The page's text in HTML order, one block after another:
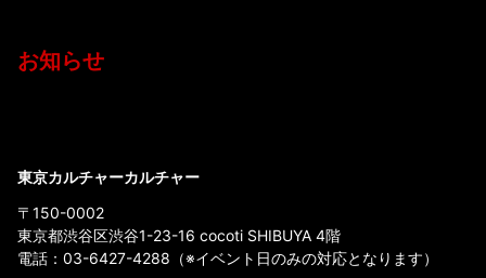
お知らせ
東京カルチャーカルチャー
〒150-0002
東京都渋谷区渋谷1-23-16 cocoti SHIBUYA 4階
電話： 03-6427-4288 （※イベント日のみの対応となります）